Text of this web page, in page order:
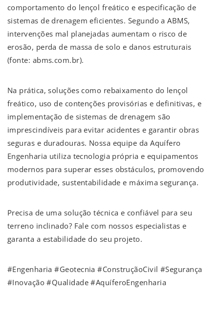
comportamento do lençol freático e especificação de
sistemas de drenagem eficientes. Segundo a ABMS,
intervenções mal planejadas aumentam o risco de
erosão, perda de massa de solo e danos estruturais
(fonte: abms.com.br).
Na prática, soluções como rebaixamento do lençol
freático, uso de contenções provisórias e definitivas, e
implementação de sistemas de drenagem são
imprescindíveis para evitar acidentes e garantir obras
seguras e duradouras. Nossa equipe da Aquífero
Engenharia utiliza tecnologia própria e equipamentos
modernos para superar esses obstáculos, promovendo
produtividade, sustentabilidade e máxima segurança.
Precisa de uma solução técnica e confiável para seu
terreno inclinado? Fale com nossos especialistas e
garanta a estabilidade do seu projeto.
#Engenharia #Geotecnia #ConstruçãoCivil #Segurança
#Inovação #Qualidade #AquíferoEngenharia